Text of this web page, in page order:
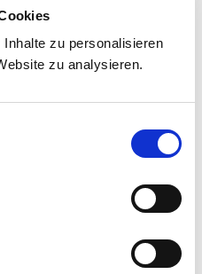
zu personalisieren
zu analysieren.